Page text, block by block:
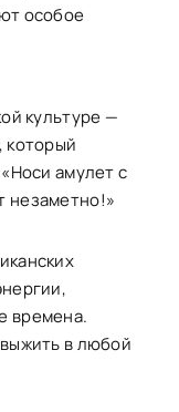
особое
культуре —
который
амулет с
незаметно!»
времена.
в любой